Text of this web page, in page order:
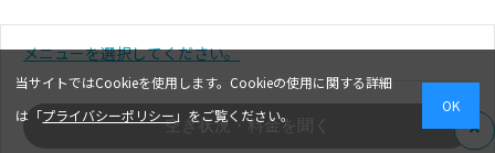
メニューを選択してください。
空き状況・料金を聞く
ツを無断で転載、転用、コピーすることを禁じます。
© 2022 Japan Travel Coordinate Corp. All rights reserved.
当サイトではCookieを使用します。Cookieの使用に関する詳細
は「プライバシーポリシー 」をご覧ください。
OK